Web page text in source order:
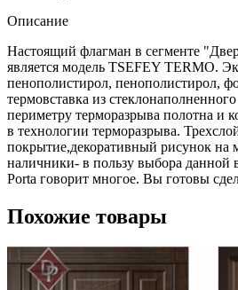
Описание
Настоящий флагман в сегменте
является модель TSEFEY TERMO.
пенополистирол, пенополистирол,
термовставка из
периметру терморазрыва полотна и
в технологии терморазрыва.
покрытие,декоративный рисунок на
наличники- в пользу выбора данной
Porta говорит многое. Вы готовы
Похожие товары